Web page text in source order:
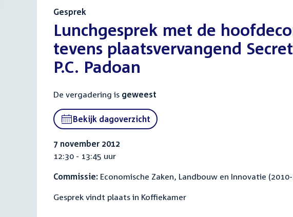
Gesprek
:Lunchgesprek met de
tevens plaatsvervangend
P.C. Padoan
De vergadering is geweest
Bekijk dagoverzicht
7 november 2012
12:30 - 13:45 uur
Commissie: Economische Zaken, Landbouw en Innovatie
Gesprek vindt plaats in Koffiekamer